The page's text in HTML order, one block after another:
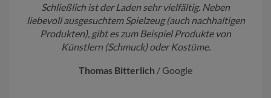
Schließlich ist der Laden sehr vielfältig. Neben
liebevoll ausgesuchtem Spielzeug (auch nachhaltigen
Produkten), gibt es zum Beispiel Produkte von
Künstlern (Schmuck) oder Kostüme.
Thomas Bitterlich / Google